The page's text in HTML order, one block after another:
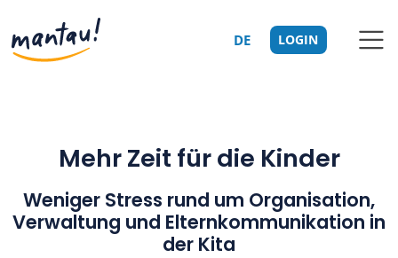
DE LOGIN
Mehr Zeit für die Kinder
Weniger Stress rund um Organisation,
Verwaltung und Elternkommunikation in
der Kita